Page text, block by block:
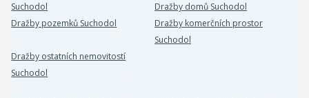
Suchodol
Dražby domů Suchodol
Dražby pozemků Suchodol
Dražby komerčních prostor
Suchodol
Dražby ostatních nemovitostí
Suchodol